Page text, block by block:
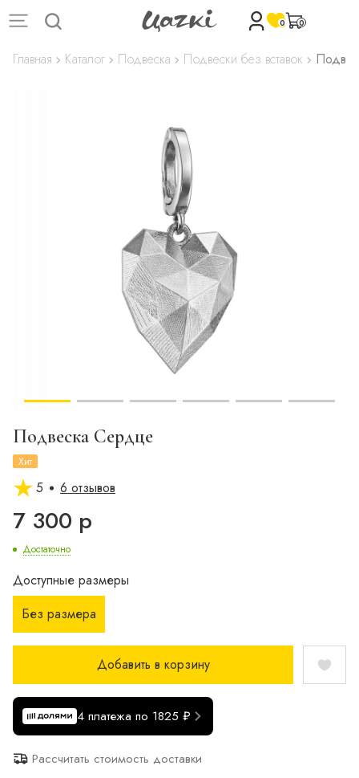
0 0
Главная Каталог Подвеска Подвески без вставок
Подвеска Сердце
Хит
5 6 отзывов
7 300 р
Достаточно
Доступные размеры
Без размера
Добавить в корзину
4 платежа по 1825 ₽
Рассчитать стоимость доставки